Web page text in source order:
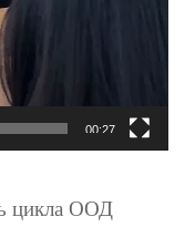
00:27
цикла ООД